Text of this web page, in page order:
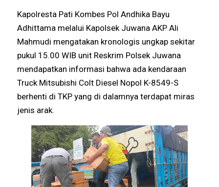
Kapolresta Pati Kombes Pol Andhika Bayu
Adhittama melalui Kapolsek Juwana AKP Ali
Mahmudi mengatakan kronologis ungkap sekitar
pukul 15.00 WIB unit Reskrim Polsek Juwana
mendapatkan informasi bahwa ada kendaraan
Truck Mitsubishi Colt Diesel Nopol K-8549-S
berhenti di TKP yang di dalamnya terdapat miras
jenis arak.